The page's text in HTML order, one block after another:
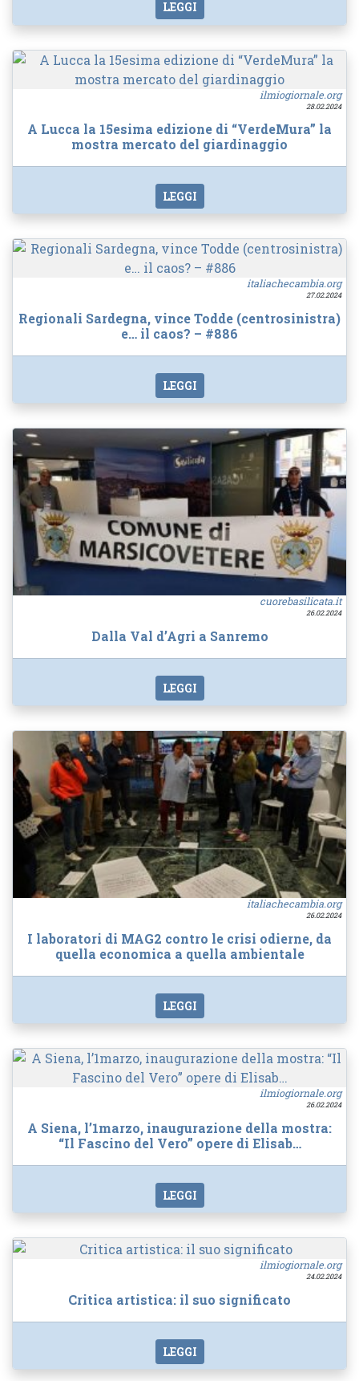
LEGGI
ilmiogiornale.org
28.02.2024
A Lucca la 15esima edizione di “VerdeMura” la
mostra mercato del giardinaggio
LEGGI
italiachecambia.org
27.02.2024
Regionali Sardegna, vince Todde (centrosinistra)
e… il caos? – #886
LEGGI
cuorebasilicata.it
26.02.2024
Dalla Val d’Agri a Sanremo
LEGGI
italiachecambia.org
26.02.2024
I laboratori di MAG2 contro le crisi odierne, da
quella economica a quella ambientale
LEGGI
ilmiogiornale.org
26.02.2024
A Siena, l’1marzo, inaugurazione della mostra:
“Il Fascino del Vero” opere di Elisab…
LEGGI
ilmiogiornale.org
24.02.2024
Critica artistica: il suo significato
LEGGI